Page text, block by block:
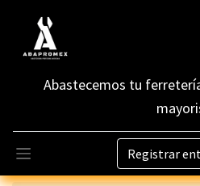
Abastecemos tu
Registrar